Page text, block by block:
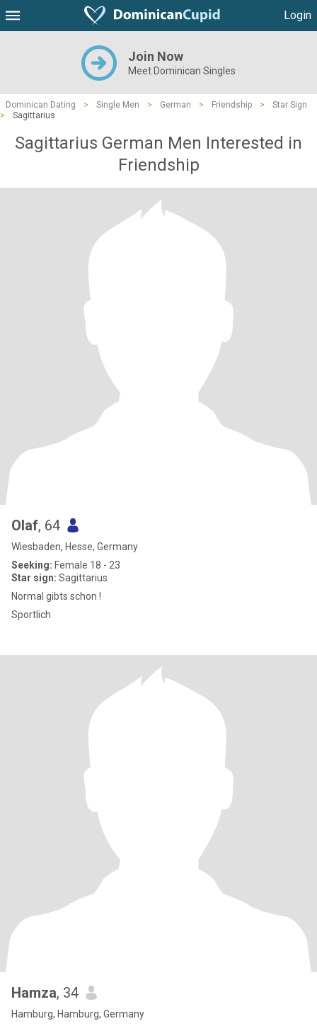
Login
Join Now
Meet Dominican Singles
Dominican Dating > Single Men > German > Friendship >
Star Sign
>
Sagittarius
Sagittarius German Men Interested in
Friendship
Olaf, 64
Wiesbaden, Hesse, Germany
Seeking: Female 18 - 23
Star sign: Sagittarius
Normal gibts schon !
Sportlich
Hamza, 34
Hamburg, Hamburg, Germany